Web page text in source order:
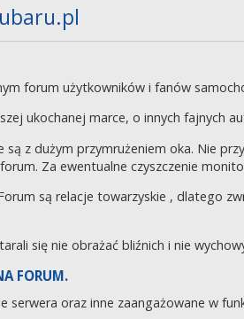
forum użytkowników i fanów
ukochanej marce, o innych
są z dużym przymrużeniem oka. Nie
Za ewentualne czyszczenie
są relacje towarzyskie , dlatego
się nie obrażać bliźnich i nie
FORUM.
serwera oraz inne zaangażowane w